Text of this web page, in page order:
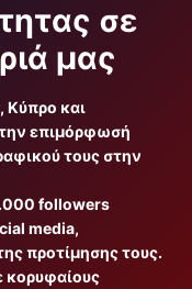
σε
μας
Κύπρο και
επιμόρφωσή
τους στην
followers
media,
προτίμησης τους.